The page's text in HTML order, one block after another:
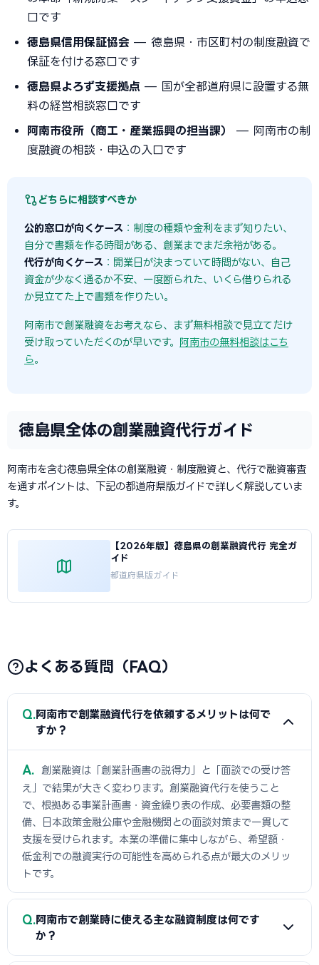
口です
徳島県信用保証協会 — 徳島県・市区町村の制度融資で
保証を付ける窓口です
徳島県よろず支援拠点 — 国が全都道府県に設置する無
料の経営相談窓口です
阿南市役所（商工・産業振興の担当課）
— 阿南市の制
度融資の相談・申込の入口です
どちらに相談すべきか
公的窓口が向くケース ：制度の種類や金利をまず知りたい、
自分で書類を作る時間がある、創業までまだ余裕がある。
代行が向くケース ：開業日が決まっていて時間がない、自己
資金が少なく通るか不安、一度断られた、いくら借りられる
か見立てた上で書類を作りたい。
阿南市で創業融資をお考えなら、まず無料相談で見立てだけ
受け取っていただくのが早いです。
阿南市の無料相談はこち
ら。
徳島県全体の創業融資代行ガイド
阿南市を含む徳島県全体の創業融資・制度融資と、代行で融資審査
を通すポイントは、下記の都道府県版ガイドで詳しく解説していま
す。
【2026年版】徳島県の創業融資代行 完全ガ
イド
都道府県版ガイド
よくある質問（FAQ）
Q 阿南市で創業融資代行を依頼するメリットは何で
すか？
A
創業融資は「創業計画書の説得力」と「面談での受け答
え」で結果が大きく変わります。創業融資代行を使うこと
で、根拠ある事業計画書・資金繰り表の作成、必要書類の整
備、日本政策金融公庫や金融機関との面談対策まで一貫して
支援を受けられます。本業の準備に集中しながら、希望額・
低金利での融資実行の可能性を高められる点が最大のメリッ
トです。
Q 阿南市で創業時に使える主な融資制度は何です
か？